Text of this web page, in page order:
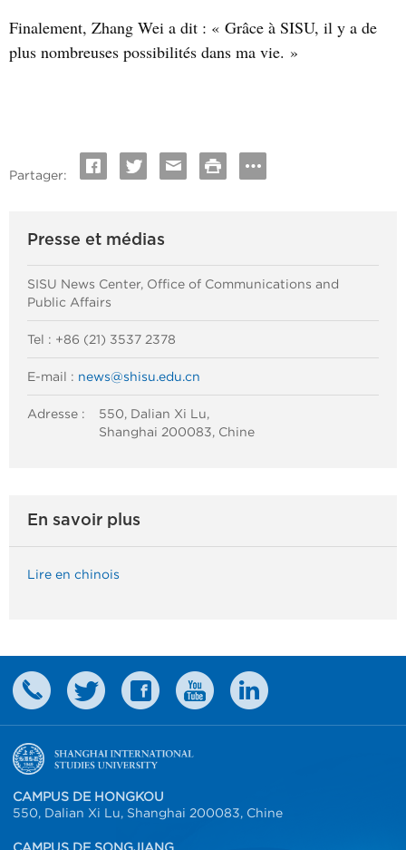
Finalement, Zhang Wei a dit : « Grâce à SISU, il y a de
plus nombreuses possibilités dans ma vie. »
Partager:
Presse et médias
SISU News Center, Office of Communications and
Public Affairs
Tel : +86 (21) 3537 2378
E-mail : news@shisu.edu.cn
Adresse :
550, Dalian Xi Lu,
Shanghai 200083, Chine
En savoir plus
Lire en chinois
CAMPUS DE HONGKOU
550, Dalian Xi Lu, Shanghai 200083, Chine
CAMPUS DE SONGJIANG